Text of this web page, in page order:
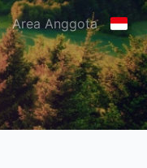
Area Anggota